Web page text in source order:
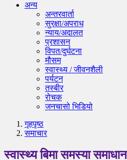
अन्य
अन्तरवार्ता
सुरक्षा/अपराध
न्याय/अदालत
प्रशासन
विपत/दुर्घटना
मौसम
स्वास्थ्य / जीवनशैली
पर्यटन
तस्बीर
रोचक
जनचासो भिडियो
गृहपृष्‍ठ
समाचार
स्वास्थ्य बिमा समस्या